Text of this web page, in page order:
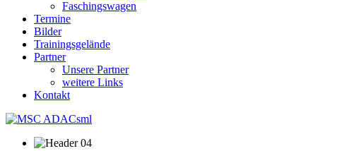
Faschingswagen
Termine
Bilder
Trainingsgelände
Partner
Unsere Partner
weitere Links
Kontakt